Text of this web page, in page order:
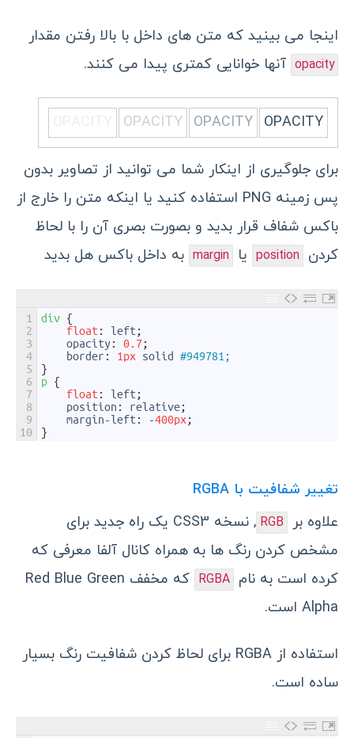
اینجا می بینید که متن های داخل با بالا رفتن مقدار
opacity آنها خوانایی کمتری پیدا می کنند.
OPACITY
OPACITY
OPACITY
برای جلوگیری از اینکار شما می توانید از تصاویر بدون
پس زمینه PNG استفاده کنید یا اینکه متن را خارج از
باکس شفاف قرار بدید و بصورت بصری آن را با لحاظ
کردن position یا margin به داخل باکس هل بدید
1
2
3
4
5
6
7
8
9
10
div {
float : left ;
opacity: 0.7;
border : 1px solid
#949781;
}
p {
float : left ;
position : relative;
margin-left : -400px ;
}
تغییر شفافیت با RGBA
علاوه بر
RGB
, نسخه CSS3 یک راه جدید برای
مشخص کردن رنگ ها به همراه کانال آلفا معرفی که
کرده است به نام RGBA
که مخفف Red Blue Green
Alpha است.
استفاده از RGBA برای لحاظ کردن شفافیت رنگ بسیار
ساده است.